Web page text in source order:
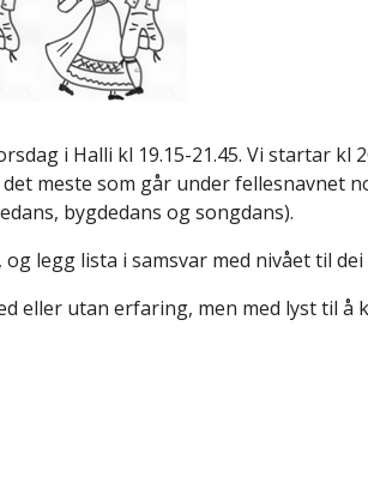
i Halli kl 19.15-21.45. Vi startar kl
meste som går under fellesnavnet
bygdedans og songdans).
legg lista i samsvar med nivået til
eller utan erfaring, men med lyst til å